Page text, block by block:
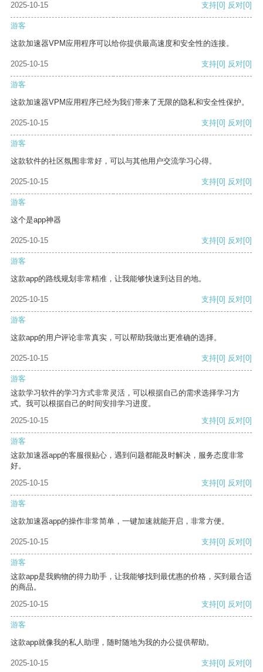
2025-10-15
支持[0] 反对[0]
游客
这款加速器VPM应用程序可以给你提供最高速度和安全性的连接。
2025-10-15 支持[0] 反对[0]
游客
这款加速器VPM应用程序已经为我们带来了无限的隐私和安全性保护。
2025-10-15 支持[0] 反对[0]
游客
这款软件的社区氛围非常好，可以与其他用户交流学习心得。
2025-10-15 支持[0] 反对[0]
游客
这个是app神器
2025-10-15 支持[0] 反对[0]
游客
这款app的路线规划非常精准，让我能够快速到达目的地。
2025-10-15 支持[0] 反对[0]
游客
这款app的用户评论非常真实，可以帮助我做出更准确的选择。
2025-10-15 支持[0] 反对[0]
游客
这款学习软件的学习方式非常灵活，可以根据自己的需求选择学习方
式。我可以根据自己的时间安排学习进度。
2025-10-15
支持[0] 反对[0]
游客
这款加速器app的客服很贴心，遇到问题都能及时解决，服务态度非常
好。
2025-10-15
支持[0] 反对[0]
游客
这款加速器app的操作非常简单，一键加速就能开启，非常方便。
2025-10-15 支持[0] 反对[0]
游客
这款app是我购物的得力助手，让我能够找到最优惠的价格，买到最合适
的商品。
2025-10-15
支持[0] 反对[0]
游客
这款app就像我的私人助理，随时随地为我的办公提供帮助。
2025-10-15 支持[0] 反对[0]